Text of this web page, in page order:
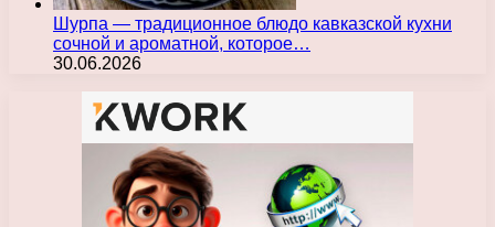
Шурпа — традиционное блюдо кавказской кухни
сочной и ароматной, которое…
30.06.2026